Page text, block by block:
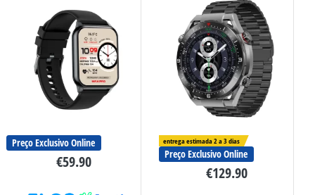
Preço Exclusivo Online
€59.90
entrega estimada 2 a 3 dias
Preço Exclusivo Online
€129.90